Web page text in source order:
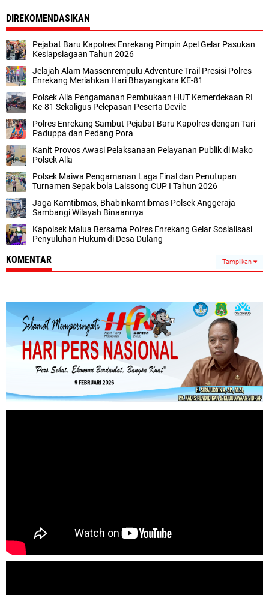
DIREKOMENDASIKAN
Pejabat Baru Kapolres Enrekang Pimpin Apel Gelar Pasukan
Kesiapsiagaan Tahun 2026
Jelajah Alam Massenrempulu Adventure Trail Presisi Polres
Enrekang Meriahkan Hari Bhayangkara KE-81
Polsek Alla Pengamanan Pembukaan HUT Kemerdekaan RI
Ke-81 Sekaligus Pelepasan Peserta Devile
Polres Enrekang Sambut Pejabat Baru Kapolres dengan Tari
Paduppa dan Pedang Pora
Kanit Provos Awasi Pelaksanaan Pelayanan Publik di Mako
Polsek Alla
Polsek Maiwa Pengamanan Laga Final dan Penutupan
Turnamen Sepak bola Laissong CUP I Tahun 2026
Jaga Kamtibmas, Bhabinkamtibmas Polsek Anggeraja
Sambangi Wilayah Binaannya
Kapolsek Malua Bersama Polres Enrekang Gelar Sosialisasi
Penyuluhan Hukum di Desa Dulang
KOMENTAR Tampilkan